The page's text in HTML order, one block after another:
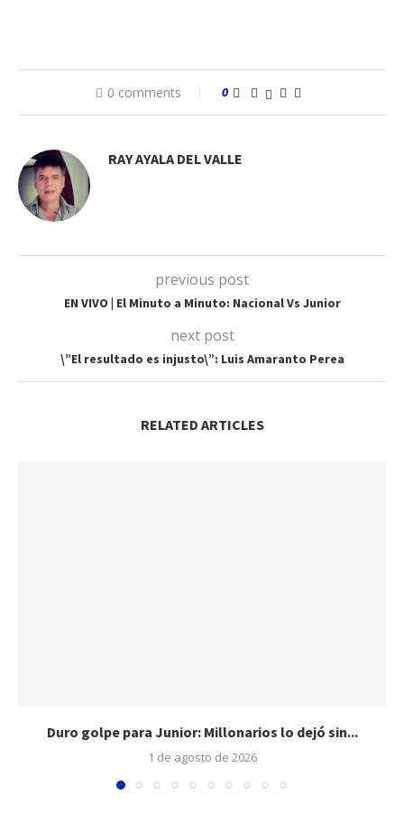
0 comments 0
RAY AYALA DEL VALLE
previous post
EN VIVO | El Minuto a Minuto: Nacional Vs Junior
next post
\”El resultado es injusto\”: Luis Amaranto Perea
RELATED ARTICLES
Duro golpe para Junior: Millonarios lo dejó sin...
1 de agosto de 2026